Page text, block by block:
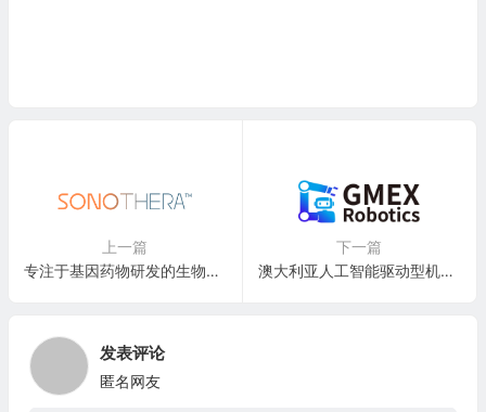
上一篇
专注于基因药物研发的生物技术公司：SonoThera, Inc.
下一篇
澳大利亚人工智能驱动型机器人解决方案公司：GMEX Robotics Corporation(GMEX)
发表评论
匿名网友